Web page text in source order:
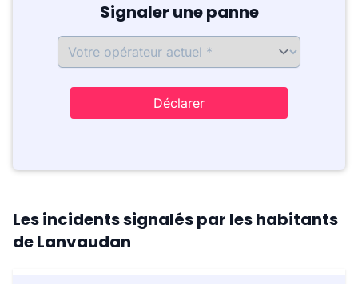
Signaler une panne
Déclarer
Les incidents signalés par les habitants
de Lanvaudan